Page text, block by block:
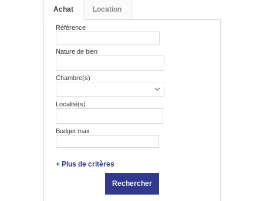
Achat Location
Référence
Nature de bien
Chambre(s)
Localité(s)
Budget max.
+ Plus de critères
Rechercher